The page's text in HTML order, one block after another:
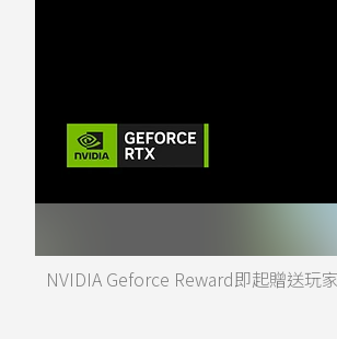
NVIDIA Geforce Reward即起贈送玩